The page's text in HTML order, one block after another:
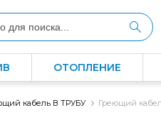
ОТОПЛЕНИЕ
кабель В ТРУБУ Греющий